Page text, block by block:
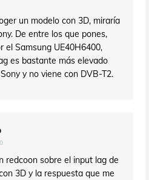
un modelo con 3D, miraría
De entre los que pones,
el Samsung UE40H6400,
es bastante más elevado
y no viene con DVB-T2.
redcoon sobre el input lag de
3D y la respuesta que me